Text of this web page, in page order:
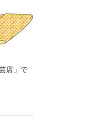
店」で